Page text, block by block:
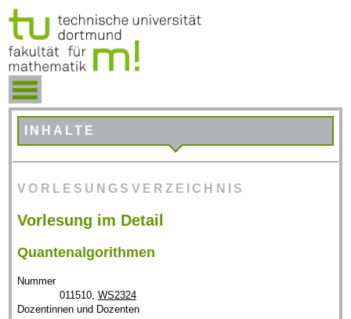
INHALTE
VORLESUNGSVERZEICHNIS
Vorlesung im Detail
Quantenalgorithmen
Nummer
011510, WS2324
Dozentinnen und Dozenten